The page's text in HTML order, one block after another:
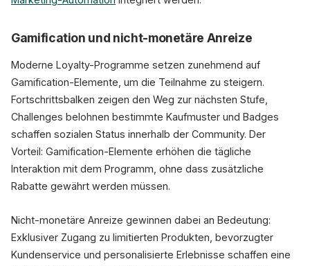
Gamification und nicht-monetäre Anreize
Moderne Loyalty-Programme setzen zunehmend auf
Gamification-Elemente, um die Teilnahme zu steigern.
Fortschrittsbalken zeigen den Weg zur nächsten Stufe,
Challenges belohnen bestimmte Kaufmuster und Badges
schaffen sozialen Status innerhalb der Community. Der
Vorteil: Gamification-Elemente erhöhen die tägliche
Interaktion mit dem Programm, ohne dass zusätzliche
Rabatte gewährt werden müssen.
Nicht-monetäre Anreize gewinnen dabei an Bedeutung:
Exklusiver Zugang zu limitierten Produkten, bevorzugter
Kundenservice und personalisierte Erlebnisse schaffen eine